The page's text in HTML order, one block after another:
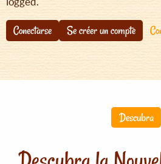
Conectarse Se créer un compte
Descubra